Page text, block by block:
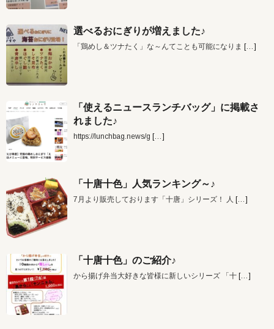
選べるおにぎりが増えました♪
「鶏めし＆ツナたく」な～んてことも可能になりま […]
「使えるニュースランチバッグ」に掲載さ
れました♪
https://lunchbag.news/g […]
「十唐十色」人気ランキング～♪
7月より販売しております「十唐」シリーズ！ 人 […]
「十唐十色」のご紹介♪
から揚げ弁当大好きな皆様に新しいシリーズ 「十 […]